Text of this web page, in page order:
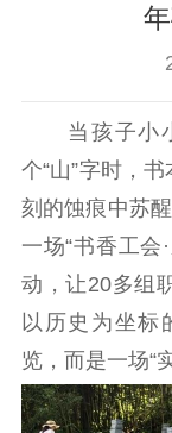
信息
当孩子小小
个“山”字时，
刻的蚀痕中苏
一场“书香工
动，让20多组
以历史为坐标
览，而是一场“